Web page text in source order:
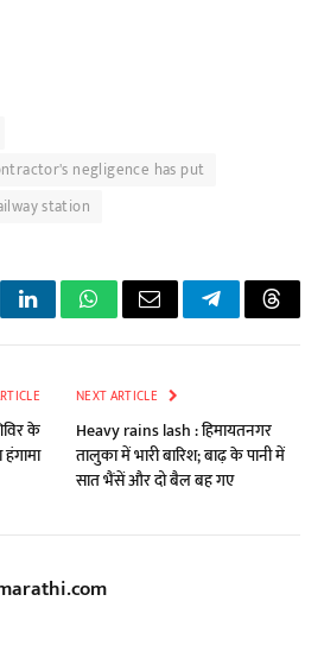
negligence has put
station
LinkedInWhatsApp
Email Telegram
के
NEXT ARTICLE
Heavy rains lash : हिमायतनगर
तालुका में भारी बारिश; बाढ़ के पानी में
सात भैंसें और दो बैल बह गए